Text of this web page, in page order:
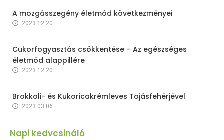
A mozgásszegény életmód következményei
2023.12.20.
Cukorfogyasztás csökkentése – Az egészséges
életmód alappillére
2023.12.20.
Brokkoli- és Kukoricakrémleves Tojásfehérjével
2023.03.06.
Napi kedvcsináló